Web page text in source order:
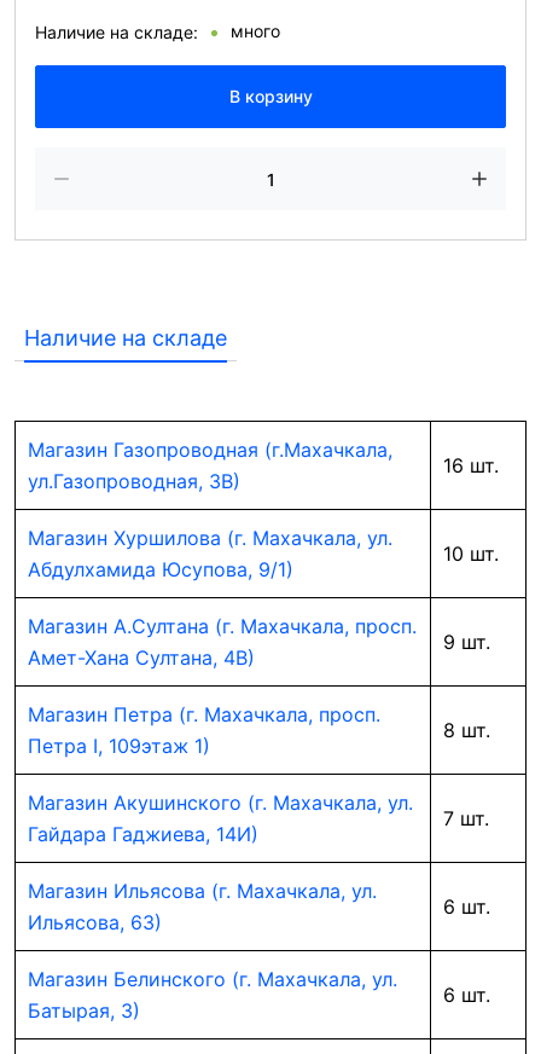
Наличие на складе: много
В корзину
Наличие на складе
Магазин Газопроводная (г.Махачкала,
ул.Газопроводная, 3В)
16 шт.
Магазин Хуршилова (г. Махачкала, ул.
Абдулхамида Юсупова, 9/1)
10 шт.
Магазин А.Султана (г. Махачкала, просп.
Амет-Хана Султана, 4В)
9 шт.
Магазин Петра (г. Махачкала, просп.
Петра I, 109этаж 1)
8 шт.
Магазин Акушинского (г. Махачкала, ул.
Гайдара Гаджиева, 14И)
7 шт.
Магазин Ильясова (г. Махачкала, ул.
Ильясова, 63)
6 шт.
Магазин Белинского (г. Махачкала, ул.
Батырая, 3)
6 шт.